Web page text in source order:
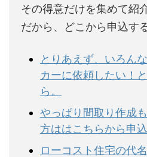
その得意だけを集めて紹
だから、どこから申込す
とりあえず、いろん
カーに依頼したい！
ら。
やっぱり間取り作成
方ははこちらから申
ローコスト住宅の代